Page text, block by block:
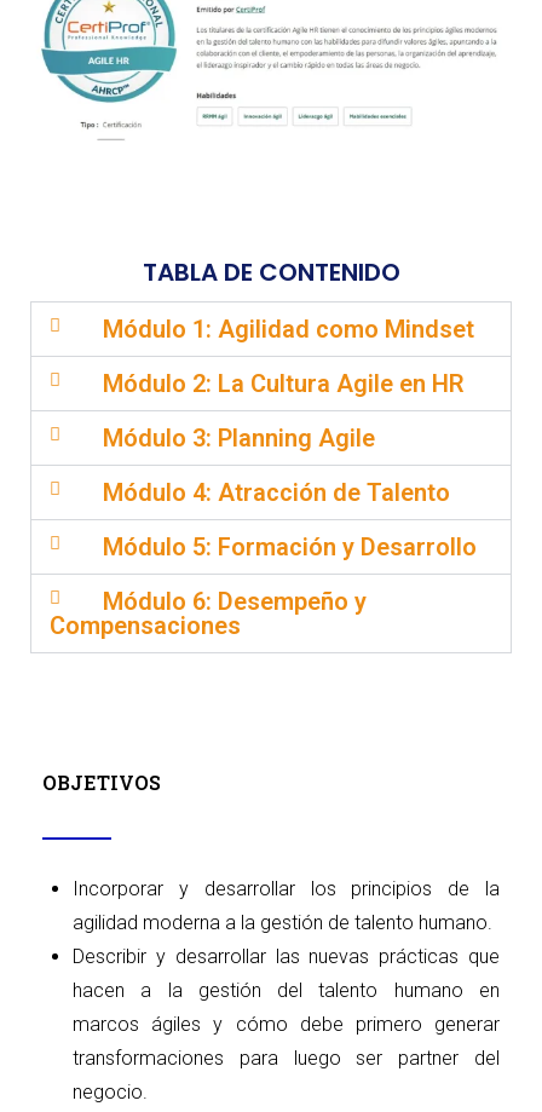
TABLA DE CONTENIDO
Módulo 1: Agilidad como Mindset
Módulo 2: La Cultura Agile en HR
Módulo 3: Planning Agile
Módulo 4: Atracción de Talento
Módulo 5: Formación y Desarrollo
Módulo 6: Desempeño y
Compensaciones
OBJETIVOS
Incorporar y desarrollar los principios de la
agilidad moderna a la gestión de talento humano.
Describir y desarrollar las nuevas prácticas que
hacen a la gestión del talento humano en
marcos ágiles y cómo debe primero generar
transformaciones para luego ser partner del
negocio.